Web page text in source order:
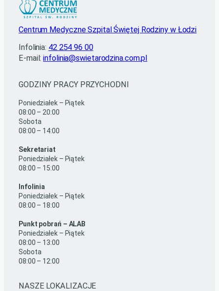
Centrum Medyczne Szpital Świętej Rodziny w Łodzi
Infolinia: 42 254 96 00
E-mail:infolinia@swietarodzina.com.pl
GODZINY PRACY PRZYCHODNI
Poniedziałek – Piątek
08:00 – 20:00
Sobota
08:00 – 14:00
Sekretariat
Poniedziałek – Piątek
08:00 – 15:00
Infolinia
Poniedziałek – Piątek
08:00 – 18:00
Punkt pobrań – ALAB
Poniedziałek – Piątek
08:00 – 13:00
Sobota
08:00 – 12:00
NASZE LOKALIZACJE